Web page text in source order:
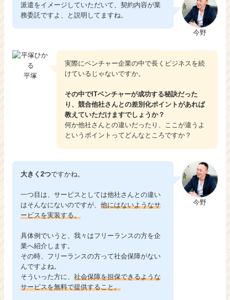
今野
派遣をイメージしていただいて、契約内容が業
務委託ですよ、と説明してますね。
平塚
実際にベンチャー企業の中で長くビジネスを続
けているじゃないですか。
その中でITベンチャーが成功する秘訣だった
り、競合他社さんとの差別化ポイントがあれば
教えていただけますでしょうか？
何か他社さんとの違いだったり、ここが違うよ
というポイントってどんなところですか？
今野
大きく2つですかね。
一つ目は、サービスとしては他社さんとの違い
はそんなにないのですが、 他にはないようなサ
ービスを実装する。
具体例でいうと、我々はフリーランスの方を企
業へ紹介します。
その時、フリーランスの方って社会保障がない
んですよね。
そういった方に、 社会保障を担保できるような
サービスを無料で提供すること。